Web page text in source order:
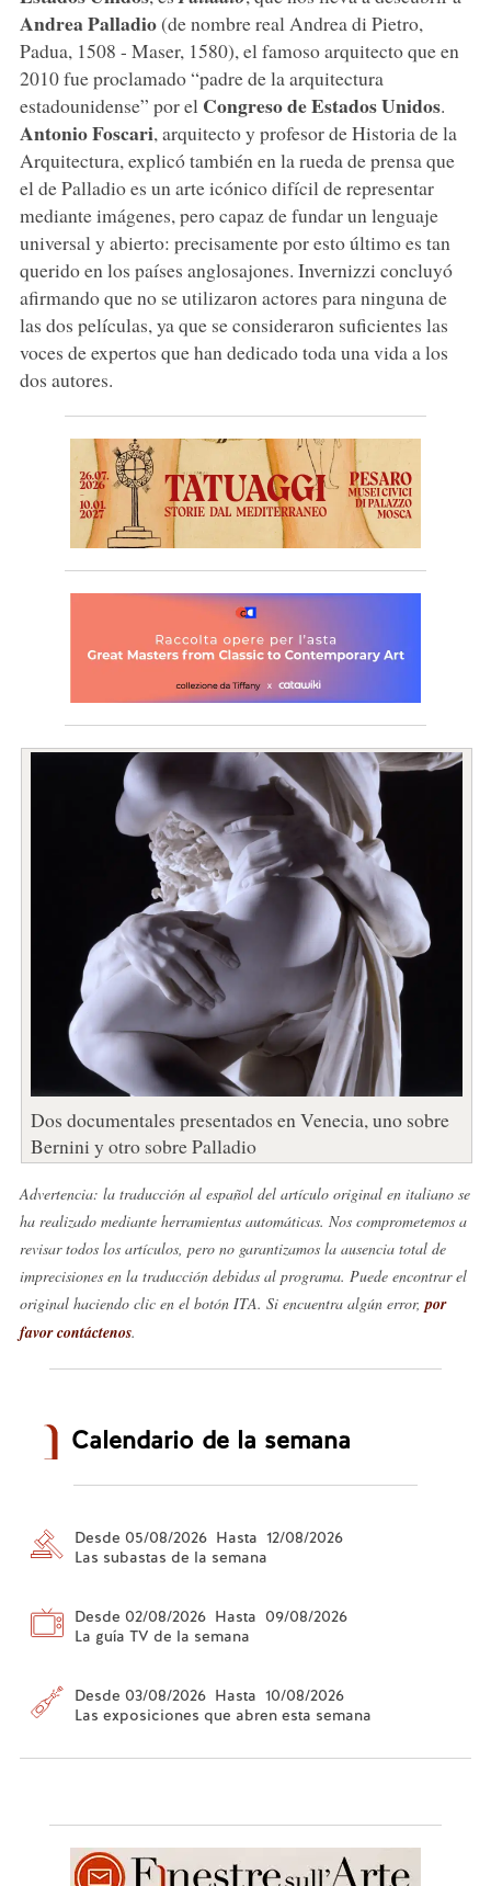
Andrea Palladio(de nombre real Andrea di Pietro,
Padua, 1508 - Maser, 1580), el famoso arquitecto que en
2010 fue proclamado “padre de la arquitectura
estadounidense” por el Congreso de Estados Unidos.
Antonio Foscari, arquitecto y profesor de Historia de la
Arquitectura, explicó también en la rueda de prensa que
el de Palladio es un arte icónico difícil de representar
mediante imágenes, pero capaz de fundar un lenguaje
universal y abierto: precisamente por esto último es tan
querido en los países anglosajones. Invernizzi concluyó
afirmando que no se utilizaron actores para ninguna de
las dos películas, ya que se consideraron suficientes las
voces de expertos que han dedicado toda una vida a los
dos autores.
Dos documentales presentados en Venecia, uno sobre
Bernini y otro sobre Palladio
Advertencia: la traducción al español del artículo original en italiano se
ha realizado mediante herramientas automáticas. Nos comprometemos a
revisar todos los artículos, pero no garantizamos la ausencia total de
imprecisiones en la traducción debidas al programa. Puede encontrar el
original haciendo clic en el botón ITA. Si encuentra algún error, por
favor contáctenos.
Calendario de la semana
Desde 05/08/2026 Hasta 12/08/2026
Las subastas de la semana
Desde 02/08/2026 Hasta 09/08/2026
La guía TV de la semana
Desde 03/08/2026 Hasta 10/08/2026
Las exposiciones que abren esta semana